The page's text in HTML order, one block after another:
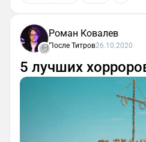
Роман Ковалев
После Титров26.10.2020
5 лучших